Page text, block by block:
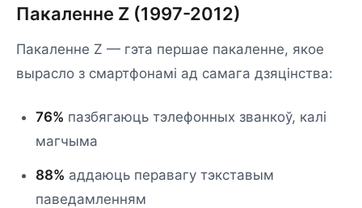
Пакаленне Z (1997-2012)
Пакаленне Z — гэта першае пакаленне, якое
вырасло з смартфонамі ад самага дзяцінства:
76% пазбягаюць тэлефонных званкоў, калі
магчыма
88% аддаюць перавагу тэкставым
паведамленням